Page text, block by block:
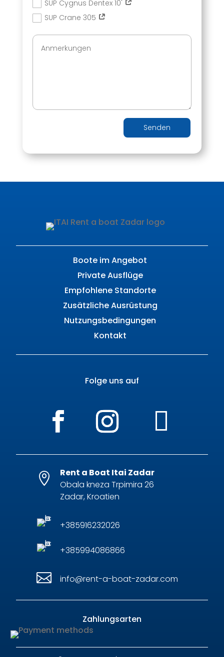
SUP Cygnus Dentex 10'
SUP Crane 305
Senden
Boote im Angebot
Private Ausflüge
Empfohlene Standorte
Zusätzliche Ausrüstung
Nutzungsbedingungen
Kontakt
Folge uns auf

Rent a Boat Itai Zadar
Obala kneza Trpimira 26
Zadar, Kroatien
+385916232026
+385994086866
 info@rent-a-boat-zadar.com
Zahlungsarten